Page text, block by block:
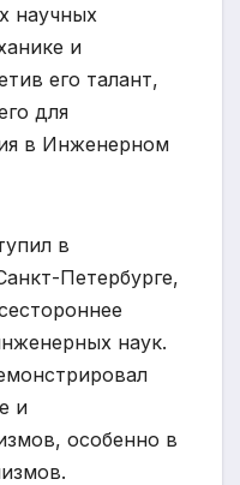
научных
и
его талант,
для
в Инженерном
в
Петербурге,
наук.
и
особенно в